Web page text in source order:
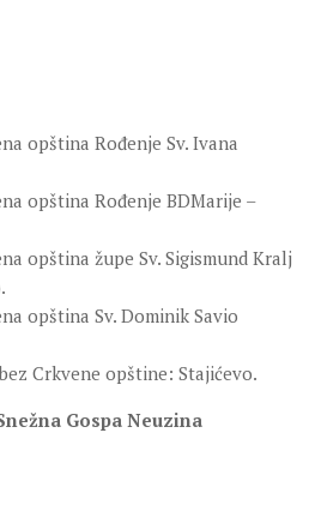
opština Rođenje Sv. Ivana
opština Rođenje BDMarije –
opština župe Sv. Sigismund Kralj
opština Sv. Dominik Savio
Crkvene opštine: Stajićevo.
Gospa Neuzina